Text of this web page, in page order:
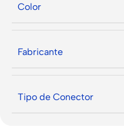
Color
Fabricante
Tipo de Conector